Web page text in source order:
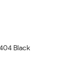
Black